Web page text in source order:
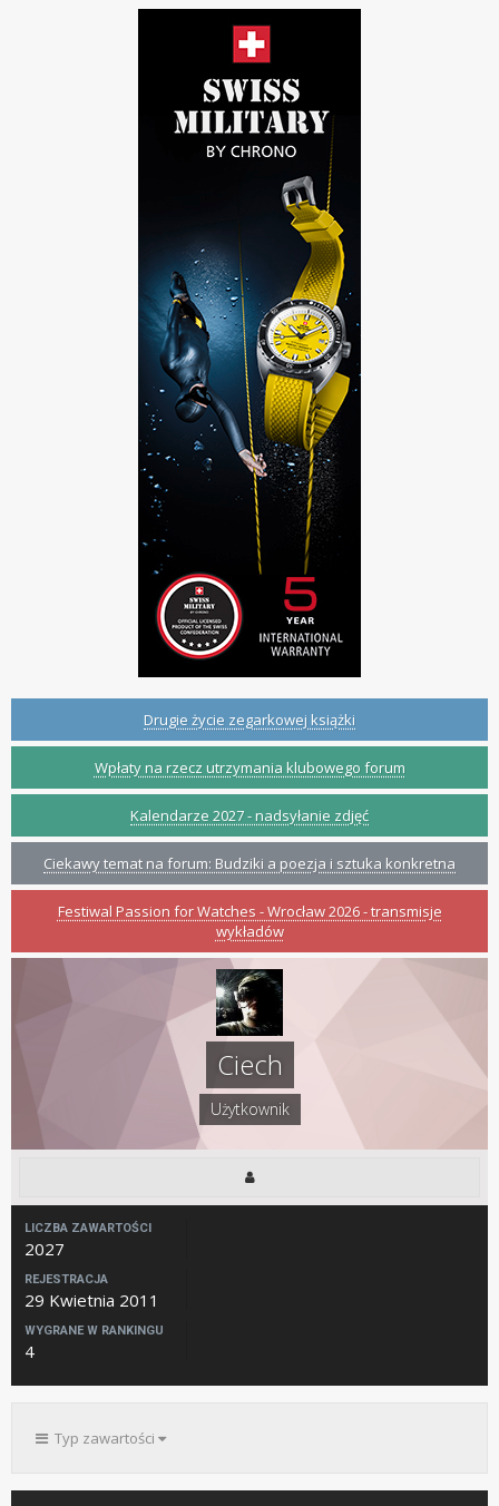
Drugie życie zegarkowej książki
Wpłaty na rzecz utrzymania klubowego forum
Kalendarze 2027 - nadsyłanie zdjęć
Ciekawy temat na forum: Budziki a poezja i sztuka konkretna
Festiwal Passion for Watches - Wrocław 2026 - transmisje
wykładów
Ciech
Użytkownik
LICZBA ZAWARTOŚCI
2027
REJESTRACJA
29 Kwietnia 2011
WYGRANE W RANKINGU
4
Typ zawartości